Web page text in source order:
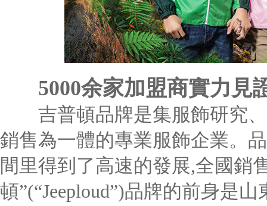
5000余家加盟商實力見
吉普頓品牌是集服飾研究、
銷售為一體的專業服飾企業。
間里得到了高速的發展,全國銷
頓”(“Jeeploud”)品牌的前身是